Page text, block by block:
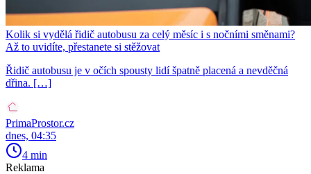
Kolik si vydělá řidič autobusu za celý měsíc i s nočními směnami?
Až to uvidíte, přestanete si stěžovat
Řidič autobusu je v očích spousty lidí špatně placená a nevděčná
dřina. […]
PrimaProstor.cz
dnes, 04:35
4 min
Reklama